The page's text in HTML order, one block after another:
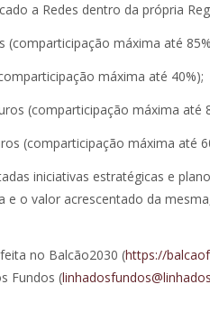
a Redes dentro da própria
máxima até
máxima até 40%);
(comparticipação máxima até
(comparticipação máxima até
iniciativas estratégicas e
e o valor acrescentado da
no Balcão2030 (https://
Fundos (